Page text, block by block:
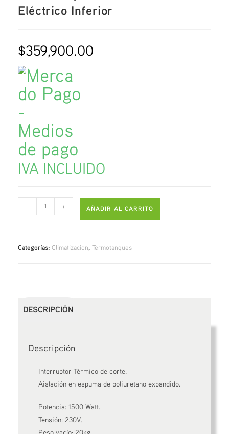
Eléctrico Inferior
$359,900.00
IVA INCLUIDO
- + AÑADIR AL CARRITO
Categorías:Climatizacion,Termotanques
DESCRIPCIÓN
Descripción
Interruptor Térmico de corte.
Aislación en espuma de poliuretano expandido.
Potencia: 1500 Watt.
Tensión: 230V.
Peso vacío: 20kg.